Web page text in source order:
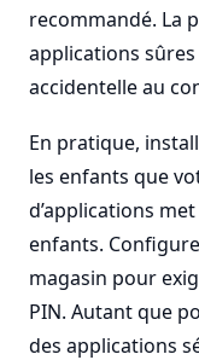
recommandé. La
applications
accidentelle au
En pratique,
les enfants que
d’applications
enfants.
magasin pour
PIN. Autant que
des applications